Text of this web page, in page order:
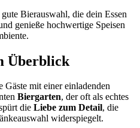
Bierauswahl, die dein Essen
genieße hochwertige Speisen
Überblick
Gäste mit einer einladenden
Biergarten, der oft als echtes
die Liebe zum Detail, die
widerspiegelt.